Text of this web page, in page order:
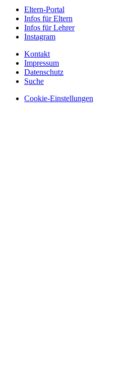
Eltern-Portal
Infos für Eltern
Infos für Lehrer
Instagram
Kontakt
Impressum
Datenschutz
Suche
Cookie-Einstellungen